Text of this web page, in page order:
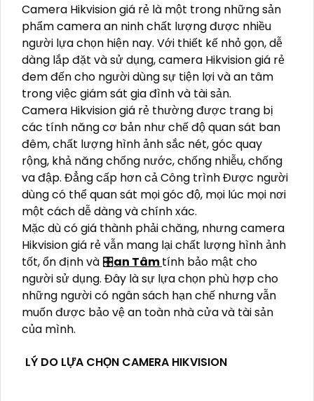
Camera Hikvision giá rẻ là một trong những sản
phẩm camera an ninh chất lượng được nhiều
người lựa chọn hiện nay. Với thiết kế nhỏ gọn, dễ
dàng lắp đặt và sử dụng, camera Hikvision giá rẻ
đem đến cho người dùng sự tiện lợi và an tâm
trong việc giám sát gia đình và tài sản.
Camera Hikvision giá rẻ thường được trang bị
các tính năng cơ bản như chế độ quan sát ban
đêm, chất lượng hình ảnh sắc nét, góc quay
rộng, khả năng chống nước, chống nhiễu, chống
va đập. Đẳng cấp hơn cả Công trình Được người
dùng có thể quan sát mọi góc độ, mọi lúc mọi nơi
một cách dễ dàng và chính xác.
Mặc dù có giá thành phải chăng, nhưng camera
Hikvision giá rẻ vẫn mang lại chất lượng hình ảnh
tốt, ổn định và 🎛an Tâmtính bảo mật cho
người sử dụng. Đây là sự lựa chọn phù hợp cho
những người có ngân sách hạn chế nhưng vẫn
muốn được bảo vệ an toàn nhà cửa và tài sản
của mình.
LÝ DO LỰA CHỌN CAMERA HIKVISION